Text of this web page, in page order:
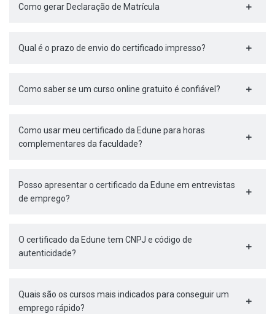
Como gerar Declaração de Matrícula
Qual é o prazo de envio do certificado impresso?
Como saber se um curso online gratuito é confiável?
Como usar meu certificado da Edune para horas
complementares da faculdade?
Posso apresentar o certificado da Edune em entrevistas
de emprego?
O certificado da Edune tem CNPJ e código de
autenticidade?
Quais são os cursos mais indicados para conseguir um
emprego rápido?